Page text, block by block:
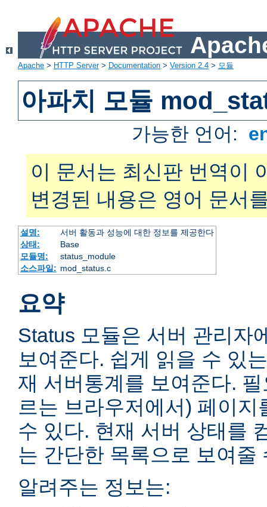
Apache > HTTP Server> Documentation > Version 2.4 > 모듈
아파치 모듈
가능한 언어:
이 문서는 최신판 번역이
변경된 내용은 영어 문서
설명:
서버 활동과 성능에 대한 정보를 제공한다
상태:
Base
모듈명:
status_module
소스파일: mod_status.c
요약
Status 모듈은 서버 관리자
보여준다. 쉽게 읽을 수 있
재 서버통계를 보여준다.
르는 브라우저에서) 페이지
수 있다. 현재 서버 상태를
는 간단한 목록으로 보여줄
알려주는 정보는: